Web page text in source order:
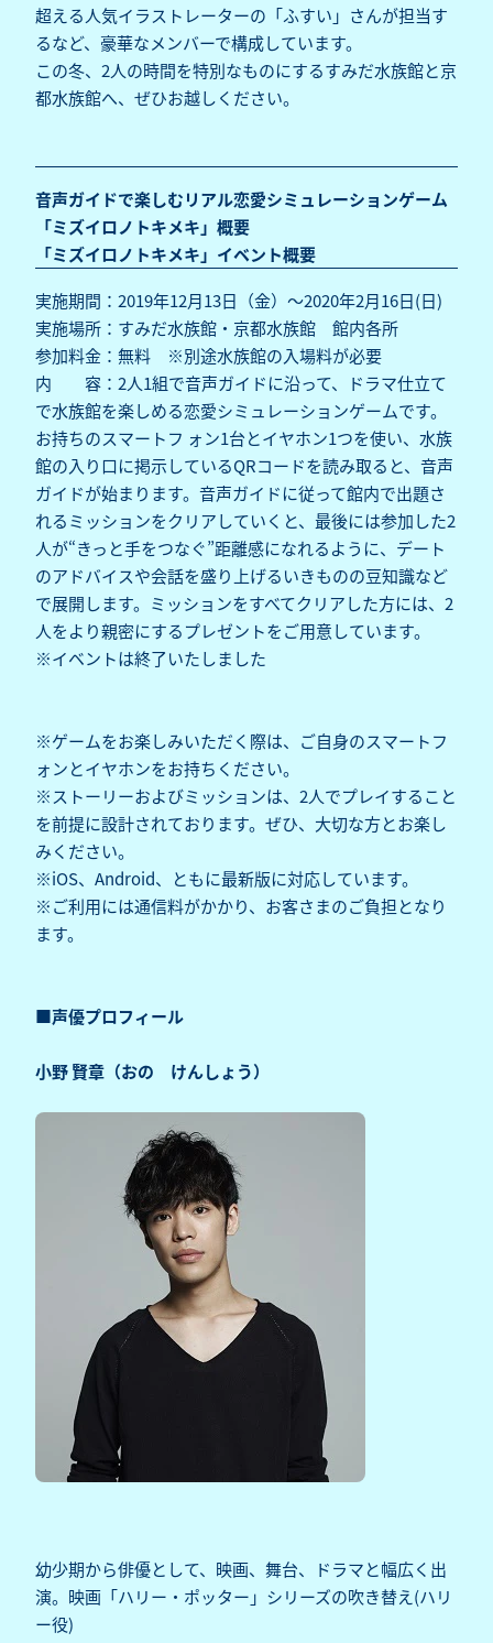
超える人気イラストレーターの「ふすい」さんが担当す
るなど、豪華なメンバーで構成しています。
この冬、2人の時間を特別なものにするすみだ水族館と京
都水族館へ、ぜひお越しください。
音声ガイドで楽しむリアル恋愛シミュレーションゲーム
「ミズイロノトキメキ」概要
「ミズイロノトキメキ」イベント概要
実施期間：2019年12月13日（金）～2020年2月16日(日)
実施場所：すみだ水族館・京都水族館 館内各所
参加料金：無料 ※別途水族館の入場料が必要
内 容：2人1組で音声ガイドに沿って、ドラマ仕立て
で水族館を楽しめる恋愛シミュレーションゲームです。
お持ちのスマートフ ォン1台とイヤホン1つを使い、水族
館の入り口に掲示しているQRコードを読み取ると、音声
ガイドが始まります。音声ガイドに従って館内で出題さ
れるミッションをクリアしていくと、最後には参加した2
人が“きっと手をつなぐ”距離感になれるように、デート
のアドバイスや会話を盛り上げるいきものの豆知識など
で展開します。ミッションをすべてクリアした方には、2
人をより親密にするプレゼントをご用意しています。
※イベントは終了いたしました
※ゲームをお楽しみいただく際は、ご自身のスマートフ
ォンとイヤホンをお持ちください。
※ストーリーおよびミッションは、2人でプレイすること
を前提に設計されております。ぜひ、大切な方とお楽し
みください。
※iOS、Android、ともに最新版に対応しています。
※ご利用には通信料がかかり、お客さまのご負担となり
ます。
■声優プロフィール
小野 賢章（おの けんしょう）
幼少期から俳優として、映画、舞台、ドラマと幅広く出
演。映画「ハリー・ポッター」シリーズの吹き替え(ハリ
ー役)